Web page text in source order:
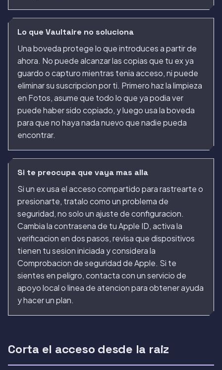
Lo que Vaultaire no soluciona
Una boveda protege lo que introduces a partir de
ahora. No puede alcanzar las copias que tu ex ya
guardo o capturo mientras tenia acceso, ni puede
eliminar su suscripcion por ti. Primero haz la limpieza
en Fotos, asume que todo lo que ya podia ver
puede haber sido copiado, y luego usa la boveda
para que no haya nada nuevo que nadie pueda
encontrar.
Si te preocupa que vaya mas alla
Si un ex usa el acceso compartido para rastrearte o
presionarte, tratalo como un problema de
seguridad, no solo un ajuste de configuracion.
Cambia la contrasena de tu Apple ID, activa la
verificacion en dos pasos, revisa que dispositivos
tienen tu sesion iniciada y considera la
Comprobacion de seguridad de Apple. Si te
sientes en peligro, contacta con un servicio de
apoyo local o linea de atencion para obtener ayuda
y hacer un plan.
Corta el acceso desde la raiz